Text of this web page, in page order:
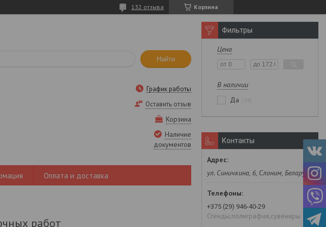
Корзина
132 отзыва
Найти
График работы
Оставить отзыв
Корзина
Наличие
документов
Оплата и доставка
работ
Фильтры
Цена
В наличии
Да
Контакты
ул. Синичкина, 6, Слоним, Беларусь
+375 (29) 946-40-29
Стенды,полиграфия,сувениры